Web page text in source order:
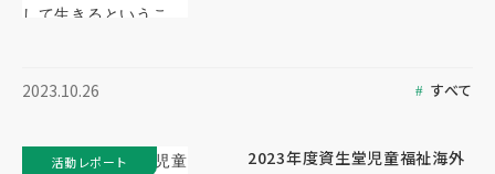
2023.10.26 すべて
2023年度資生堂児童福祉海外
活動レポート